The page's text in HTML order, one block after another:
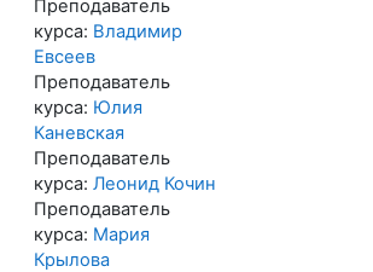
Преподаватель
курса: Владимир
Евсеев
Преподаватель
курса: Юлия
Каневская
Преподаватель
курса: Леонид Кочин
Преподаватель
курса: Мария
Крылова